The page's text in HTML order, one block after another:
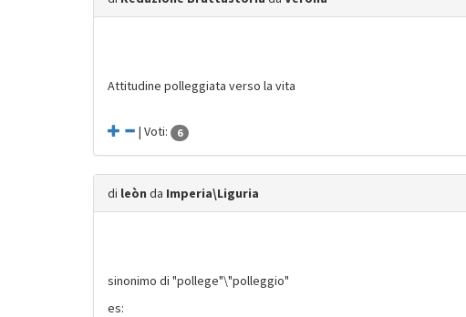
Attitudine polleggiata verso la vita
| Voti: 6
di leòn da Imperia\Liguria
sinonimo di "pollege"\"polleggio"
es: